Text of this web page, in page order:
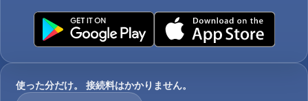
使った分だけ。 接続料はかかりません。